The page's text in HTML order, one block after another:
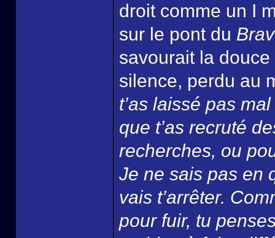
droit comme un I
sur le pont du
savourait la
silence, perdu au
t’as laissé pas
que t’as recruté
recherches, ou
Je ne sais pas en
vais t’arrêter.
pour fuir, tu